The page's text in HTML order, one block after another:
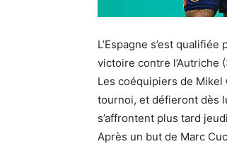
L’Espagne s’est
victoire contre l’Autriche
Les coéquipiers de Mikel
tournoi, et défieront dès
s’affrontent plus tard
Après un but de Marc